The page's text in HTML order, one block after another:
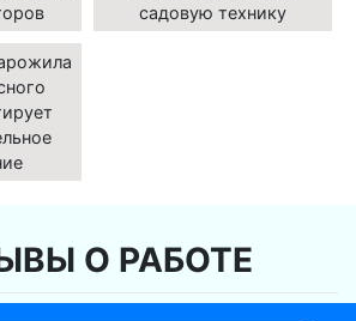
садовую технику
О РАБОТЕ